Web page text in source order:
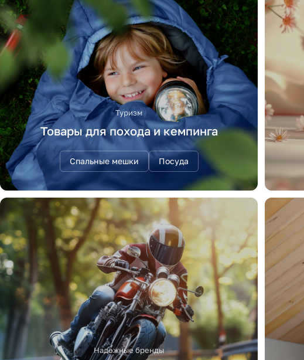
Туризм
Товары для похода и кемпинга
Спальные мешки Посуда
Надежные бренды